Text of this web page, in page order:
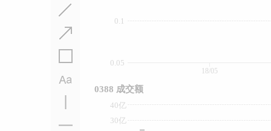
0.05
0.1
40亿
30亿
18/05
0388 成交额